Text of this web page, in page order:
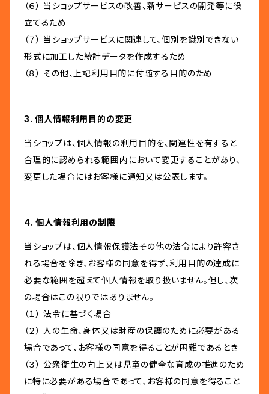
（６） 当ショップサービスの改善、新サービスの開発等に役
立てるため
（７） 当ショップサービスに関連して、個別を識別できない
形式に加工した統計データを作成するため
（８） その他、上記利用目的に付随する目的のため
3. 個人情報利用目的の変更
当ショップは、個人情報の利用目的を、関連性を有すると
合理的に認められる範囲内において変更することがあり、
変更した場合にはお客様に通知又は公表します。
4. 個人情報利用の制限
当ショップは、個人情報保護法その他の法令により許容さ
れる場合を除き、お客様の同意を得ず、利用目的の達成に
必要な範囲を超えて個人情報を取り扱いません。但し、次
の場合はこの限りではありません。
（１） 法令に基づく場合
（２） 人の生命、身体又は財産の保護のために必要がある
場合であって、お客様の同意を得ることが困難であるとき
（３） 公衆衛生の向上又は児童の健全な育成の推進のため
に特に必要がある場合であって、お客様の同意を得ること